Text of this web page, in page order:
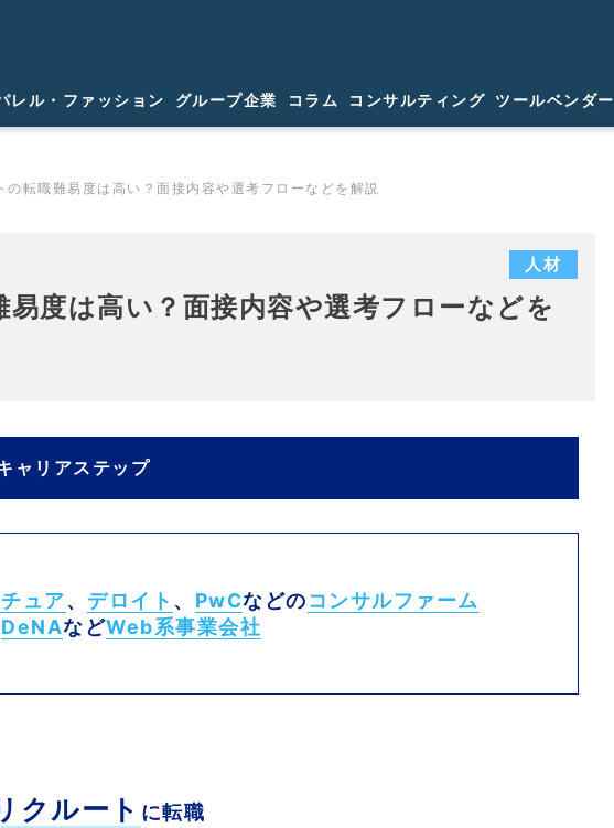
レル・ファッション グループ企業 コラム コンサルティング ツールベンダー
の転職難易度は高い？面接内容や選考フローなどを解説
人材
易度は高い？面接内容や選考フローなどを
ャリアステップ
ュア、 デロイト 、 PwCなどのコンサルファーム
DeNAなどWeb系事業会社
クルート に転職